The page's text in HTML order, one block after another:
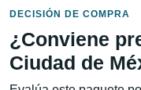
DECISIÓN DE COMPRA
¿Conviene
Ciudad de